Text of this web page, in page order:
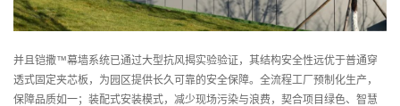
并且铠撒™幕墙系统已通过大型抗风揭实验验证，其结构安全性远优于普通穿
透式固定夹芯板，为园区提供长久可靠的安全保障。全流程工厂预制化生产，
保障品质如一；装配式安装模式，减少现场污染与浪费，契合项目绿色、智慧